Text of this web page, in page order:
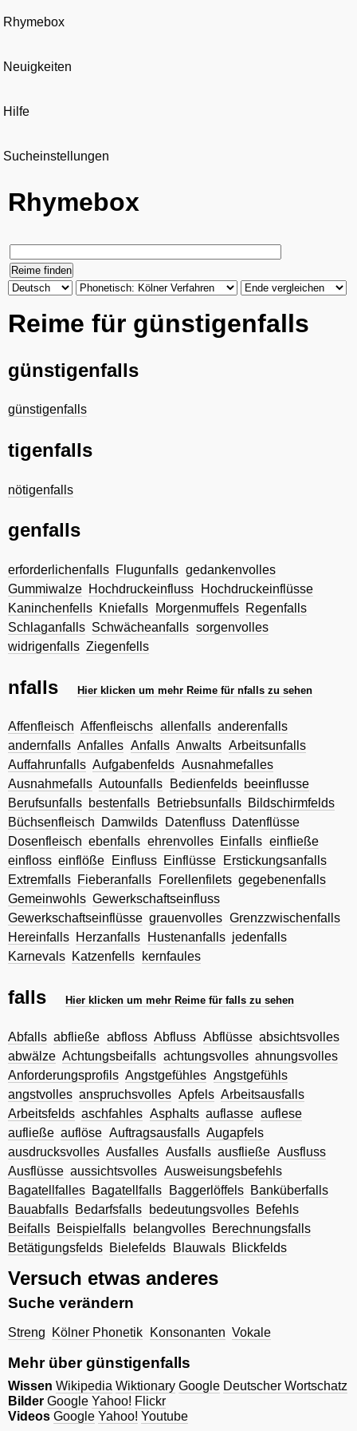
Rhymebox
Neuigkeiten
Hilfe
Sucheinstellungen
Rhymebox
Reime für günstigenfalls
günstigenfalls
günstigenfalls
tigenfalls
nötigenfalls
genfalls
erforderlichenfalls Flugunfalls gedankenvolles
Gummiwalze Hochdruckeinfluss
Hochdruckeinflüsse
Kaninchenfells Kniefalls Morgenmuffels Regenfalls
Schlaganfalls Schwächeanfalls sorgenvolles
widrigenfalls Ziegenfells
nfalls Hier klicken um mehr Reime für nfalls zu sehen
Affenfleisch Affenfleischs allenfalls anderenfalls
andernfalls Anfalles Anfalls Anwalts Arbeitsunfalls
Auffahrunfalls Aufgabenfelds Ausnahmefalles
Ausnahmefalls Autounfalls Bedienfelds beeinflusse
Berufsunfalls bestenfalls Betriebsunfalls Bildschirmfelds
Büchsenfleisch
Damwilds Datenfluss Datenflüsse
Dosenfleisch ebenfalls ehrenvolles Einfalls einfließe
einfloss einflöße Einfluss Einflüsse
Erstickungsanfalls
Extremfalls Fieberanfalls Forellenfilets gegebenenfalls
Gemeinwohls Gewerkschaftseinfluss
Gewerkschaftseinflüsse grauenvolles Grenzzwischenfalls
Hereinfalls Herzanfalls Hustenanfalls jedenfalls
Karnevals Katzenfells kernfaules
falls Hier klicken um mehr Reime für falls zu sehen
Abfalls abfließe abfloss Abfluss Abflüsse absichtsvolles
abwälze Achtungsbeifalls achtungsvolles ahnungsvolles
Anforderungsprofils Angstgefühles Angstgefühls
angstvolles anspruchsvolles Apfels Arbeitsausfalls
Arbeitsfelds aschfahles Asphalts auflasse auflese
aufließe auflöse Auftragsausfalls Augapfels
ausdrucksvolles Ausfalles Ausfalls ausfließe Ausfluss
Ausflüsse aussichtsvolles Ausweisungsbefehls
Bagatellfalles Bagatellfalls Baggerlöffels Banküberfalls
Bauabfalls Bedarfsfalls bedeutungsvolles Befehls
Beifalls Beispielfalls belangvolles Berechnungsfalls
Betätigungsfelds Bielefelds Blauwals Blickfelds
Versuch etwas anderes
Suche verändern
Streng Kölner Phonetik Konsonanten Vokale
Mehr über günstigenfalls
Wissen Wikipedia Wiktionary Google Deutscher Wortschatz
Bilder Google Yahoo! Flickr
Videos Google Yahoo! Youtube